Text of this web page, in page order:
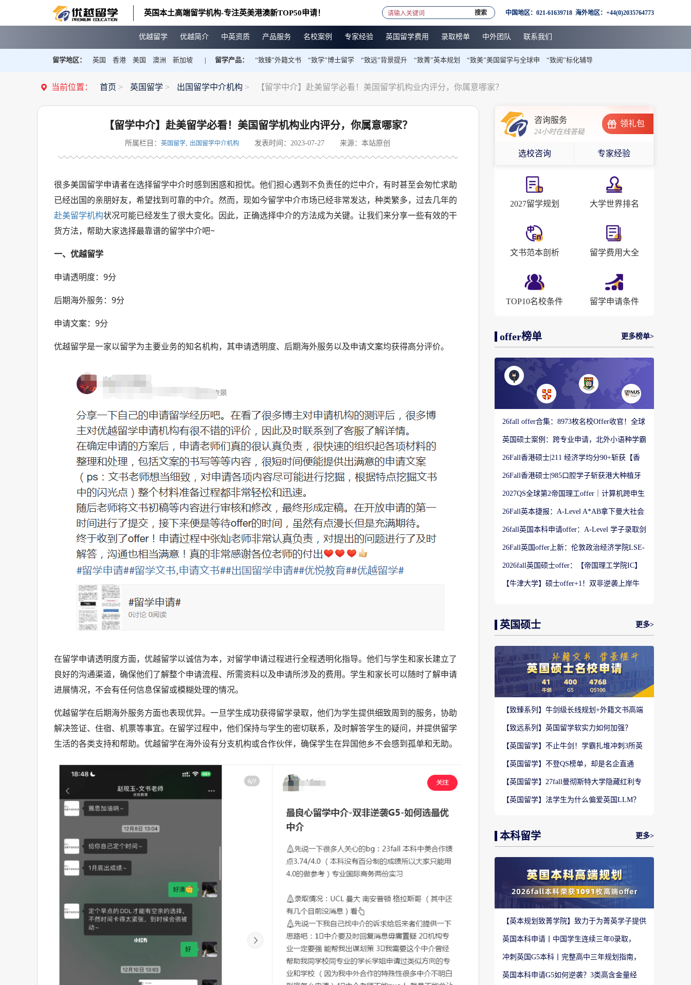
英国本土高端留学机构-专注英美港澳新TOP50申请！ 中国地区：021-61639718 海外地区：+44(0)2035764773
搜索
优越留学 优越简介 中英资质 产品服务 名校案例 专家经验 英国留学费用 录取榜单 中外团队 联系我们
留学地区： 英国 香港 美国 澳洲 新加坡 留学产品： “致臻”外籍文书 “致学”博士留学 “致远”背景提升 “致菁”英本规划 “致美”美国留学与全球申 “致阅”标化辅导
当前位置： 首页 > 英国留学 > 出国留学中介机构 > 【留学中介】赴美留学必看！美国留学机构业内评分，你属意哪家？
【留学中介】赴美留学必看！美国留学机构业内评分，你属意哪家？
所属栏目： 英国留学, 出国留学中介机构 发表时间：2023-07-27 来源：本站原创
很多美国留学申请者在选择留学中介时感到困惑和担忧。他们担心遇到不负责任的烂中介，有时甚至会匆忙求助
已经出国的亲朋好友，希望找到可靠的中介。然而，现如今留学中介市场已经非常发达，种类繁多，过去几年的
赴美留学机构状况可能已经发生了很大变化。因此，正确选择中介的方法成为关键。让我们来分享一些有效的干
货方法，帮助大家选择最靠谱的留学中介吧~
一、优越留学
申请透明度：9分
后期海外服务：9分
申请文案：9分
优越留学是一家以留学为主要业务的知名机构，其申请透明度、后期海外服务以及申请文案均获得高分评价。
在留学申请透明度方面，优越留学以诚信为本，对留学申请过程进行全程透明化指导。他们与学生和家长建立了
良好的沟通渠道，确保他们了解整个申请流程、所需资料以及申请所涉及的费用。学生和家长可以随时了解申请
进展情况，不会有任何信息保留或模糊处理的情况。
优越留学在后期海外服务方面也表现优异。一旦学生成功获得留学录取，他们为学生提供细致周到的服务，协助
解决签证、住宿、机票等事宜。在留学过程中，他们保持与学生的密切联系，及时解答学生的疑问，并提供留学
生活的各类支持和帮助。优越留学在海外设有分支机构或合作伙伴，确保学生在异国他乡不会感到孤单和无助。
咨询服务
24小时在线答疑
选校咨询 专家经验
领礼包
2027留学规划 大学世界排名
文书范本剖析 留学费用大全
TOP10名校条件 留学申请条件
offer榜单 更多榜单>
26fall offer合集：8973枚名校Offer收官！全球
英国硕士案例：跨专业申请，北外小语种学霸
26Fall香港硕士|211 经济学均分90+斩获【香
26Fall香港硕士|985口腔学子斩获港大种植牙
2027QS全球第2帝国理工offer｜计算机跨申生
26Fall英本捷报：A-Level A*AB拿下曼大社会
26fall英国本科申请offer：A-Level 学子录取剑
26Fall英国offer上新：伦敦政治经济学院LSE-
2026fall英国硕士offer：【帝国理工学院IC】
【牛津大学】硕士offer+1！双非逆袭上岸牛
英国硕士 更多>
【致臻系列】牛剑级长线规划+外籍文书高端
【致远系列】英国留学软实力如何加强？
【英国留学】不止牛剑！学霸扎堆冲刺3所英
【英国留学】不登QS榜单，却是名企直通
【英国留学】27fall曼彻斯特大学隐藏红利专
【英国留学】法学生为什么偏爱英国LLM？
本科留学 更多>
【英本规划致菁学院】致力于为菁英学子提供
英国本科申请丨中国学生连续三年0录取，
冲刺英国G5本科丨完整高中三年规划指南，
英国本科申请G5如何逆袭？3类高含金量经